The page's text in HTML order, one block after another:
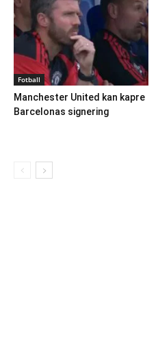
Fotball
Manchester United kan kapre
Barcelonas signering